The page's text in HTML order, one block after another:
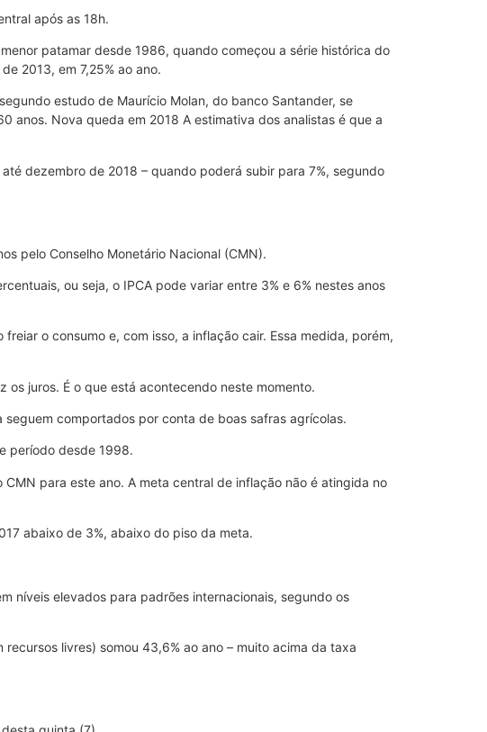
após as 18h.
patamar desde 1986, quando começou a série histórica do
2013, em 7,25% ao ano.
estudo de Maurício Molan, do banco Santander, se
anos. Nova queda em 2018 A estimativa dos analistas é que a
dezembro de 2018 – quando poderá subir para 7%, segundo
pelo Conselho Monetário Nacional (CMN).
ou seja, o IPCA pode variar entre 3% e 6% nestes anos
o consumo e, com isso, a inflação cair. Essa medida, porém,
os juros. É o que está acontecendo neste momento.
comportados por conta de boas safras agrícolas.
período desde 1998.
para este ano. A meta central de inflação não é atingida no
abaixo de 3%, abaixo do piso da meta.
níveis elevados para padrões internacionais, segundo os
livres) somou 43,6% ao ano – muito acima da taxa